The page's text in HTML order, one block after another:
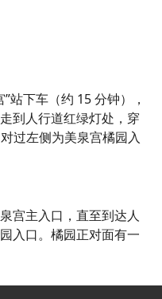
站下车（约 15 分钟），
到人行道红绿灯处，穿
过左侧为美泉宫橘园入
宫主入口，直至到达人
入口。橘园正对面有一